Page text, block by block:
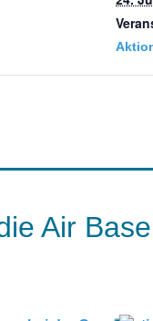
Air